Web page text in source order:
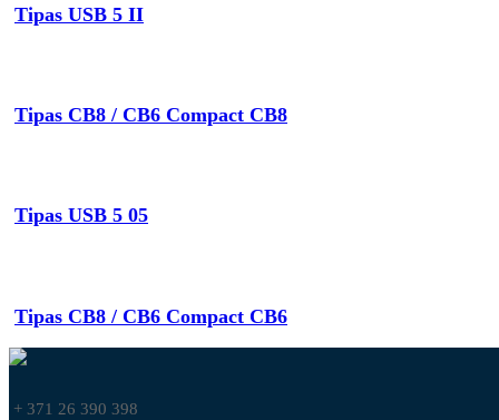
Tipas USB 5 II
Tipas CB8 / CB6 Compact CB8
Tipas USB 5 05
Tipas CB8 / CB6 Compact CB6
+ 371 26 390 398